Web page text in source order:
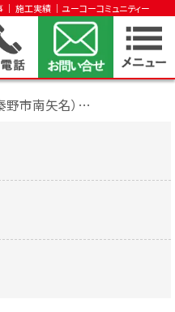
│ 施工実績 │ユーコーコミュニティー
O・T様（秦野市南矢名）屋根・外壁塗装工事